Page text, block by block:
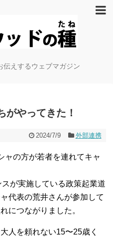
伝えするウェブマガジン
がやってきた！
2024/7/9 外部連携
ャの方が若者を連れてキャ
が実施している政策起業道
代表の荒井さんが参加して
につながりました。
人を頼れない15〜25歳く